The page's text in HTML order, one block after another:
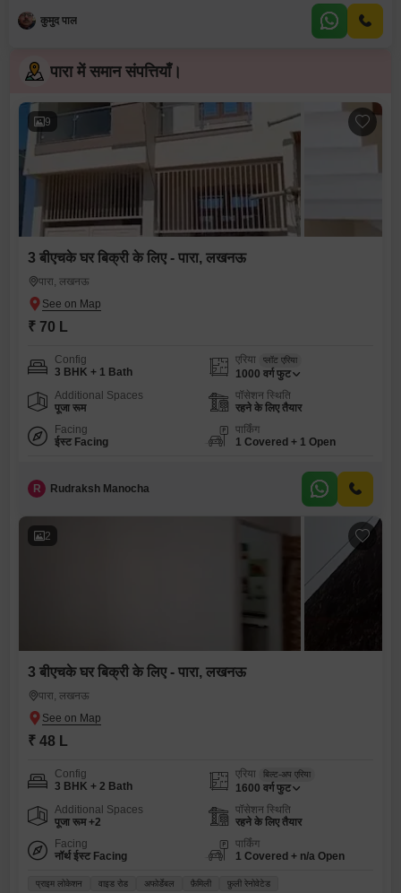
कुमुद पाल
पारा में समान संपत्तियाँ।
9
3 बीएचके घर बिक्री के लिए - पारा, लखनऊ
पारा, लखनऊ
₹ 70 L
Config
3 BHK + 1 Bath
एरिया प्लॉट एरिया
1000 वर्ग फुट
Additional Spaces
पूजा रूम
पॉसेशन स्थिति
रहने के लिए तैयार
Facing
ईस्ट Facing
पार्किंग
1 Covered + 1 Open
R Rudraksh Manocha
2
3 बीएचके घर बिक्री के लिए - पारा, लखनऊ
पारा, लखनऊ
₹ 48 L
Config
3 BHK + 2 Bath
एरिया बिल्ट-अप एरिया
1600 वर्ग फुट
Additional Spaces
पूजा रूम +2
पॉसेशन स्थिति
रहने के लिए तैयार
Facing
नॉर्थ ईस्ट Facing
पार्किंग
1 Covered + n/a Open
प्राइम लोकेशन वाइड रोड अफोर्डेबल फ़ैमिली फ़ुली रेनोवेटेड